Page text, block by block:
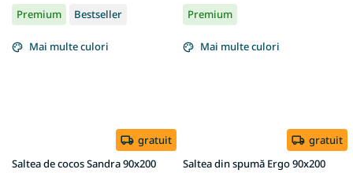
Premium Bestseller
Mai multe culori
gratuit
Saltea de cocos Sandra 90x200
Premium
Mai multe culori
gratuit
Saltea din spumă Ergo 90x200